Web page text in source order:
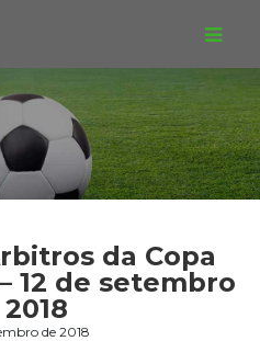
da Copa
12 de setembro
de 2018